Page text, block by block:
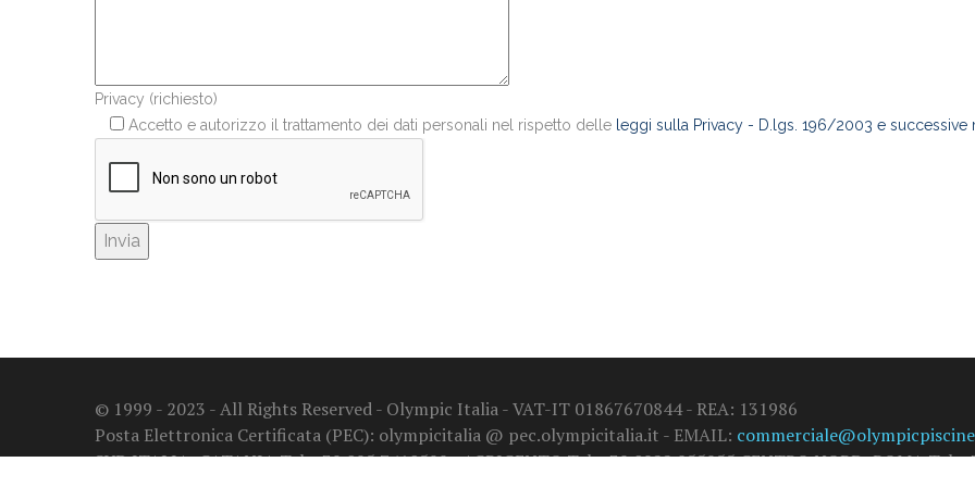
Privacy (richiesto)
Accetto e autorizzo il trattamento dei dati personali nel rispetto delle leggi sulla Privacy - D.lgs. 196/2003 e successive
© 1999 - 2023 - All Rights Reserved - Olympic Italia - VAT-IT 01867670844 - REA: 131986
Posta Elettronica Certificata (PEC): olympicitalia @ pec.olympicitalia.it - EMAIL:
SUD ITALIA: CATANIA Tel. +39 095 7410599 - AGRIGENTO Tel. +39 0922 855955 CENTRO NORD: ROMA